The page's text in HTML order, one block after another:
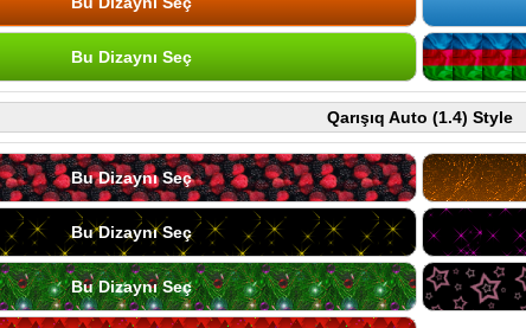
Bu Dizaynı Seç
Qarışıq Auto (1.4) Style
Bu Dizaynı Seç
Bu Dizaynı Seç
Bu Dizaynı Seç